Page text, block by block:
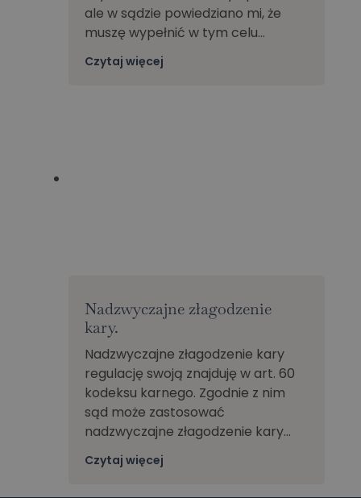
ale w sądzie powiedziano mi, że
muszę wypełnić w tym celu…
Czytaj więcej
Nadzwyczajne złagodzenie
kary.
Nadzwyczajne złagodzenie kary
regulację swoją znajduję w art. 60
kodeksu karnego. Zgodnie z nim
sąd może zastosować
nadzwyczajne złagodzenie kary…
Czytaj więcej